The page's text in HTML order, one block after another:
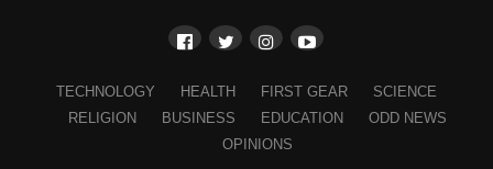
TECHNOLOGY HEALTH FIRST GEAR
SCIENCE
RELIGION
BUSINESS EDUCATION
ODD NEWS
OPINIONS